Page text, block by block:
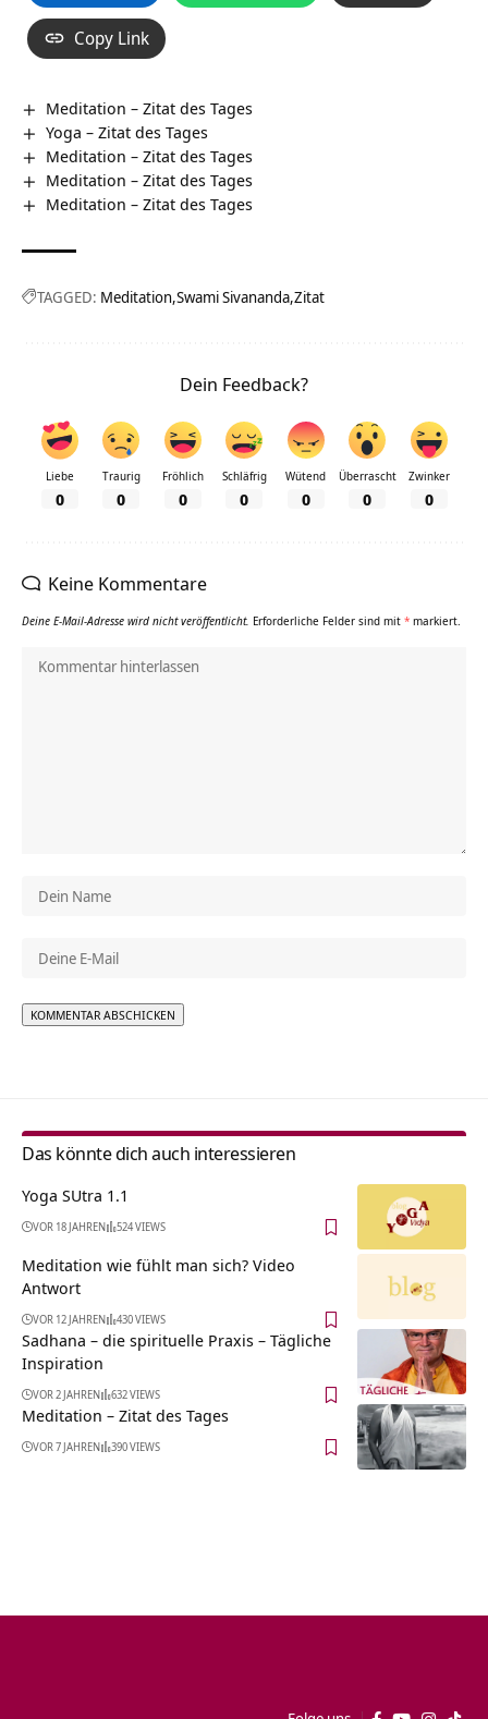
Copy Link
Meditation – Zitat des Tages
Yoga – Zitat des Tages
Meditation – Zitat des Tages
Meditation – Zitat des Tages
Meditation – Zitat des Tages
TAGGED: Meditation Swami Sivananda Zitat
Dein Feedback?
Liebe
0
Traurig
0
Fröhlich
0
Schläfrig
0
Wütend
0
Überrascht
0
Zwinker
0
Keine Kommentare
Deine E-Mail-Adresse wird nicht veröffentlicht. Erforderliche Felder sind mit * markiert.
Das könnte dich auch interessieren
Yoga SUtra 1.1
VOR 18 JAHREN 524 VIEWS
Meditation wie fühlt man sich? Video
Antwort
VOR 12 JAHREN 430 VIEWS
Sadhana – die spirituelle Praxis – Tägliche
Inspiration
VOR 2 JAHREN 632 VIEWS
Meditation – Zitat des Tages
VOR 7 JAHREN 390 VIEWS